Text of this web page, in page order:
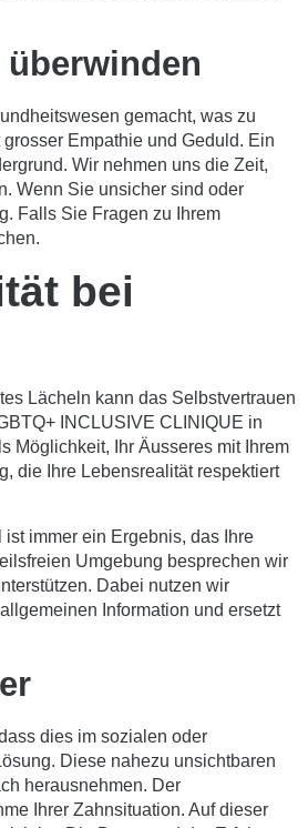
gemacht, was zu
Empathie und Geduld. Ein
Wir nehmen uns die Zeit,
Wenn Sie unsicher sind oder
Falls Sie Fragen zu Ihrem
.
bei
Lächeln kann das Selbstvertrauen
INCLUSIVE CLINIQUE in
Möglichkeit, Ihr Äusseres mit Ihrem
die Ihre Lebensrealität respektiert
immer ein Ergebnis, das Ihre
Umgebung besprechen wir
Dabei nutzen wir
Information und ersetzt
dies im sozialen oder
Diese nahezu unsichtbaren
herausnehmen. Der
Ihrer Zahnsituation. Auf dieser